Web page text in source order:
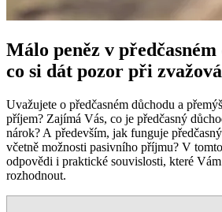
Málo peněz v předčasném
co si dát pozor při
Uvažujete o předčasném důchodu a
příjem? Zajímá Vás, co je předčasný
nárok? A především, jak funguje
včetně možnosti pasivního příjmu? V
odpovědi i praktické souvislosti, které
rozhodnout.